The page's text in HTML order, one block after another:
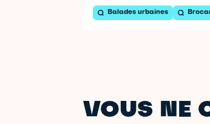
Balades urbaines
VOUS NE